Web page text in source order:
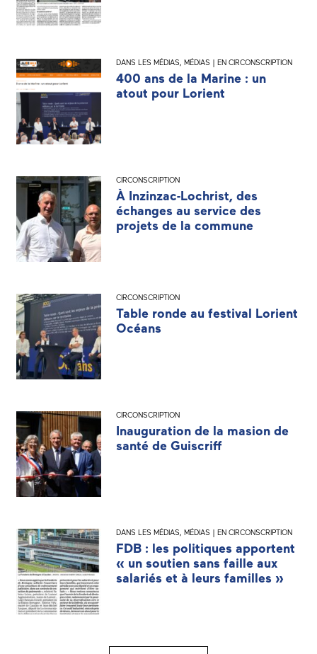
DANS LES MÉDIAS, MÉDIAS | EN CIRCONSCRIPTION
400 ans de la Marine : un
atout pour Lorient
CIRCONSCRIPTION
À Inzinzac-Lochrist, des
échanges au service des
projets de la commune
CIRCONSCRIPTION
Table ronde au festival Lorient
Océans
CIRCONSCRIPTION
Inauguration de la masion de
santé de Guiscriff
DANS LES MÉDIAS, MÉDIAS | EN CIRCONSCRIPTION
FDB : les politiques apportent
« un soutien sans faille aux
salariés et à leurs familles »